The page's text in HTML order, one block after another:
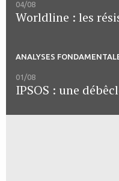
04/08
Worldline : les
ANALYSES
01/08
IPSOS : une